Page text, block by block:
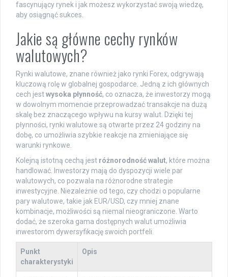
fascynujący rynek i jak możesz wykorzystać swoją wiedzę,
aby osiągnąć sukces.
Jakie są główne cechy rynków
walutowych?
Rynki walutowe, znane również jako rynki Forex, odgrywają
kluczową rolę w globalnej gospodarce. Jedną z ich głównych
cech jestwysoka płynność, co oznacza, że inwestorzy mogą
w dowolnym momencie przeprowadzać transakcje na dużą
skalę bez znaczącego wpływu na kursy walut. Dzięki tej
płynności, rynki walutowe są otwarte przez 24 godziny na
dobę, co umożliwia szybkie reakcje na zmieniające się
warunki rynkowe.
Kolejną istotną cechą jest różnorodność walut, które można
handlować. Inwestorzy mają do dyspozycji wiele par
walutowych, co pozwala na różnorodne strategie
inwestycyjne. Niezależnie od tego, czy chodzi o popularne
pary walutowe, takie jak EUR/USD, czy mniej znane
kombinacje, możliwości są niemal nieograniczone. Warto
dodać, że szeroka gama dostępnych walut umożliwia
inwestorom dywersyfikację swoich portfeli.
Punkt
charakterystyki
Opis